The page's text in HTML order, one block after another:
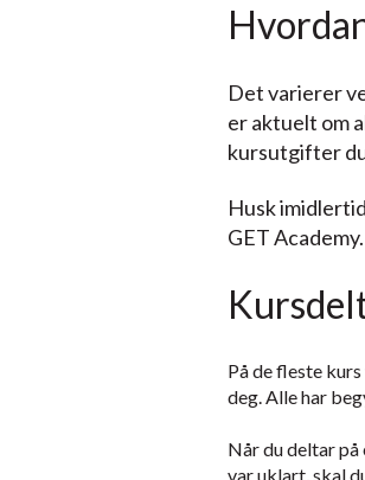
Det varierer
er aktuelt om
kursutgifter
Husk
GET
På de fleste
deg. Alle har
Når du deltar på
var uklart, skal